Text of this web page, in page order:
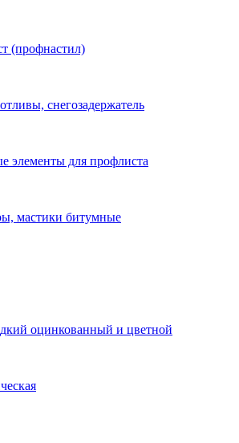
(профнастил)
снегозадержатель
элементы для профлиста
мастики битумные
оцинкованный и цветной